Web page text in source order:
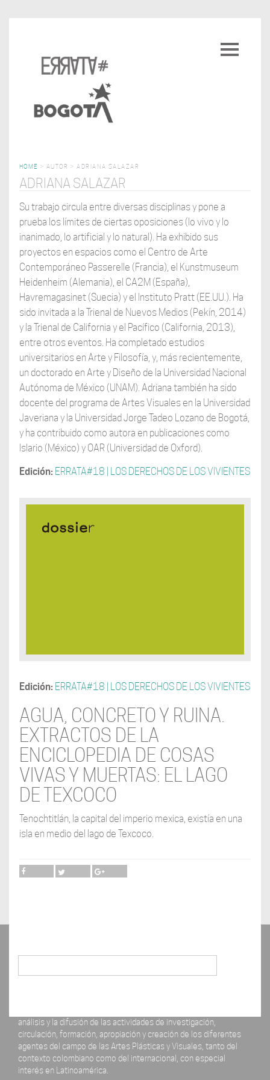
Toggle
HOME > AUTOR > ADRIANA SALAZAR
ADRIANA SALAZAR
Su trabajo circula entre diversas disciplinas y pone a
prueba los límites de ciertas oposiciones (lo vivo y lo
inanimado, lo artificial y lo natural). Ha exhibido sus
proyectos en espacios como el Centro de Arte
Contemporáneo Passerelle (Francia), el Kunstmuseum
Heidenheim (Alemania), el CA2M (España),
Havremagasinet (Suecia) y el Instituto Pratt (EE.UU.). Ha
sido invitada a la Trienal de Nuevos Medios (Pekín, 2014)
y la Trienal de California y el Pacífico (California, 2013),
entre otros eventos. Ha completado estudios
universitarios en Arte y Filosofía, y, más recientemente,
un doctorado en Arte y Diseño de la Universidad Nacional
Autónoma de México (UNAM). Adriana también ha sido
docente del programa de Artes Visuales en la Universidad
Javeriana y la Universidad Jorge Tadeo Lozano de Bogotá,
y ha contribuido como autora en publicaciones como
Islario (México) y OAR (Universidad de Oxford).
Edición: ERRATA#18 | LOS DERECHOS DE LOS VIVIENTES
Edición: ERRATA#18 | LOS DERECHOS DE LOS VIVIENTES
AGUA, CONCRETO Y RUINA.
EXTRACTOS DE LA
ENCICLOPEDIA DE COSAS
VIVAS Y MUERTAS: EL LAGO
DE TEXCOCO
Tenochtitlán, la capital del imperio mexica, existía en una
isla en medio del lago de Texcoco.
análisis y la difusión de las actividades de investigación,
circulación, formación, apropiación y creación de los diferentes
agentes del campo de las Artes Plásticas y Visuales, tanto del
contexto colombiano como del internacional, con especial
interés en Latinoamérica.